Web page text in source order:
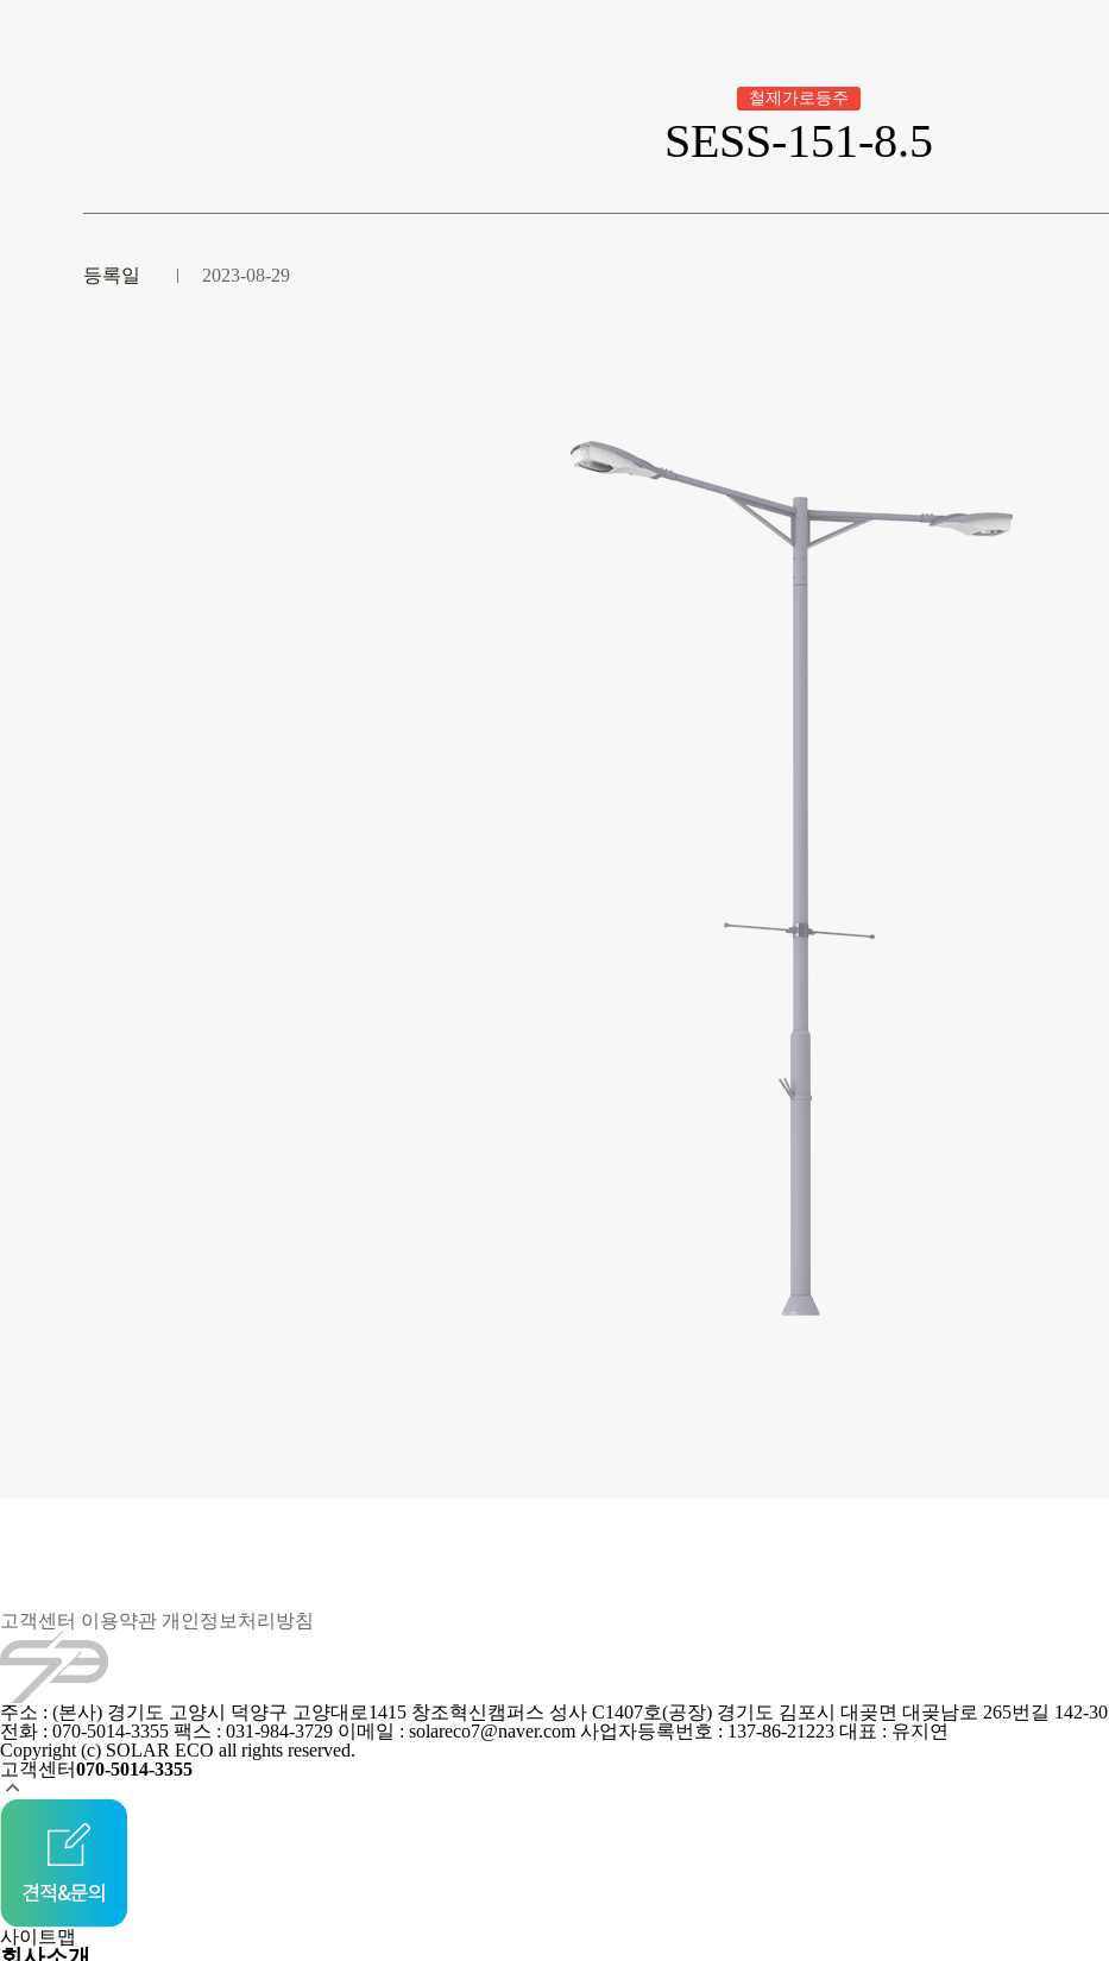
철제가로등주
SESS-151-8.5
등록일 2023-08-29
고객센터 이용약관 개인정보처리방침
주소 : (본사) 경기도 고양시 덕양구 고양대로1415 창조혁신캠퍼스 성사 C1407호(공장) 경기도 김포시 대곶면 대곶남로 265번길 142-30
전화 : 070-5014-3355 팩스 : 031-984-3729 이메일 : solareco7@naver.com 사업자등록번호 : 137-86-21223 대표 : 유지연
Copyright (c) SOLAR ECO all rights reserved.
고객센터070-5014-3355
사이트맵